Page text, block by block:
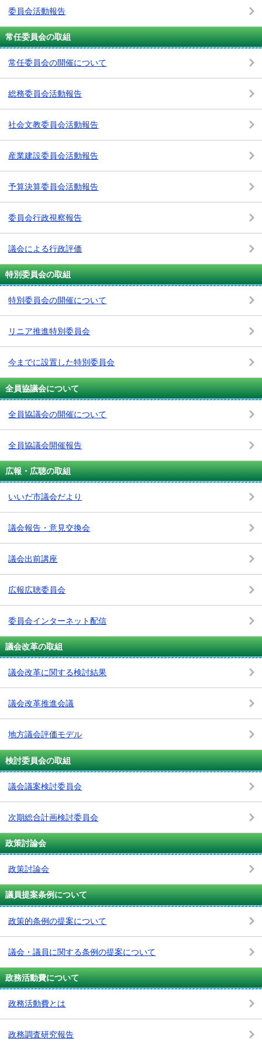
委員会活動報告
常任委員会の取組
常任委員会の開催について
総務委員会活動報告
社会文教委員会活動報告
産業建設委員会活動報告
予算決算委員会活動報告
委員会行政視察報告
議会による行政評価
特別委員会の取組
特別委員会の開催について
リニア推進特別委員会
今までに設置した特別委員会
全員協議会について
全員協議会の開催について
全員協議会開催報告
広報・広聴の取組
いいだ市議会だより
議会報告・意見交換会
議会出前講座
広報広聴委員会
委員会インターネット配信
議会改革の取組
議会改革に関する検討結果
議会改革推進会議
地方議会評価モデル
検討委員会の取組
議会議案検討委員会
次期総合計画検討委員会
政策討論会
政策討論会
議員提案条例について
政策的条例の提案について
議会・議員に関する条例の提案について
政務活動費について
政務活動費とは
政務調査研究報告